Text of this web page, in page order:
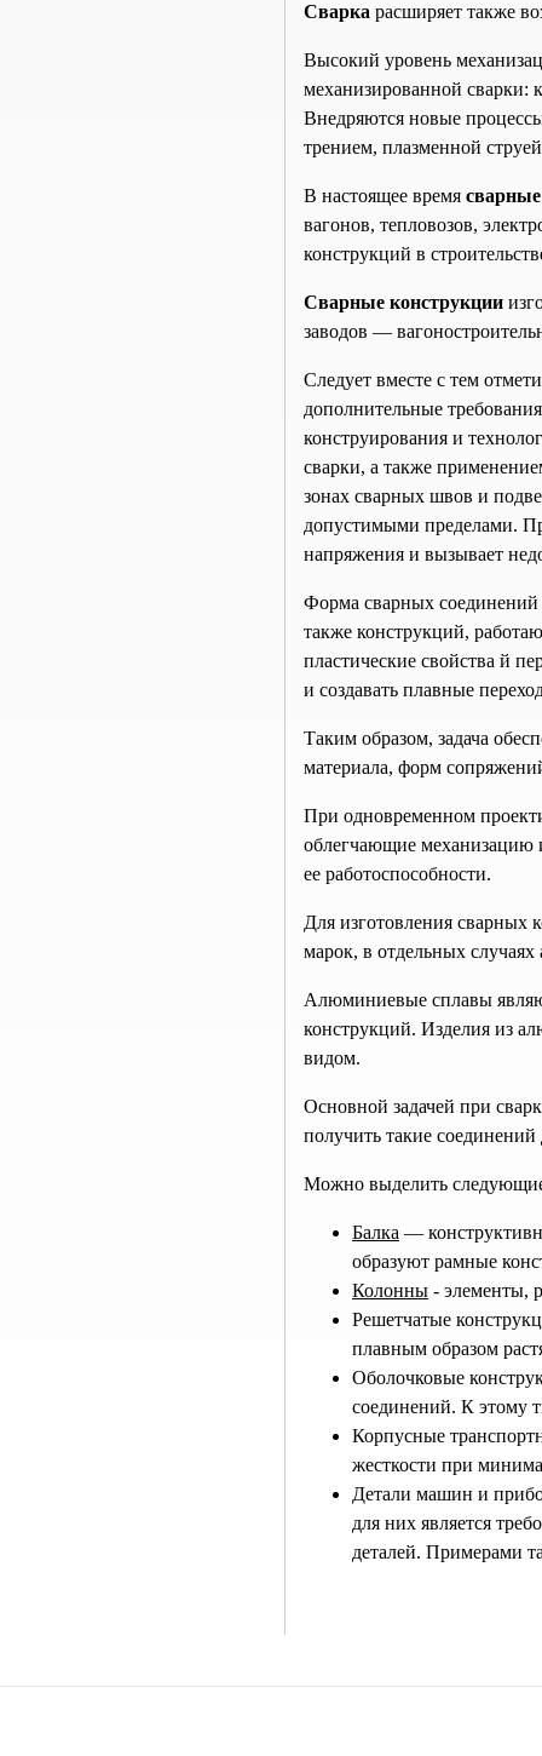
Сварка расширяет также
Высокий уровень
механизированной сварки:
Внедряются новые
трением, плазменной
В настоящее время
вагонов, тепловозов,
конструкций в
Сварные конструкции
заводов —
Следует вместе с тем
дополнительные
конструирования и
сварки, а также
зонах сварных швов и
допустимыми пределами.
напряжения и вызывает
Форма сварных соединений
также конструкций,
пластические свойства й
и создавать плавные
Таким образом, задача
материала, форм
При одновременном
облегчающие механизацию
ее работоспособности.
Для изготовления сварных
марок, в отдельных
Алюминиевые сплавы
конструкций. Изделия из
видом.
Основной задачей при
получить такие
Можно выделить
Балка —
образуют рамные
Колонны - элементы,
Решетчатые
плавным образом
Оболочковые
соединений. К этому
Корпусные
жесткости при
Детали машин и
для них является
деталей. Примерами